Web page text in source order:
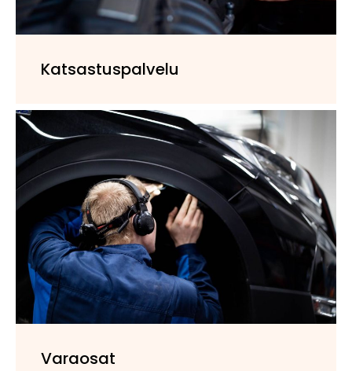
Katsastuspalvelu
Varaosat